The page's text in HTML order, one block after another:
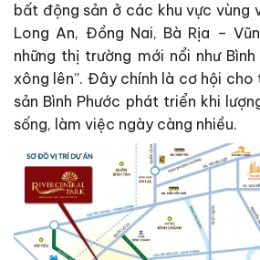
bất động sản ở các khu vực vùng
Long An, Đồng Nai, Bà Rịa –
những thị trường mới nổi như
xông lên”. Đây chính là cơ hội
sản Bình Phước phát triển khi
sống, làm việc ngày càng nhiều.